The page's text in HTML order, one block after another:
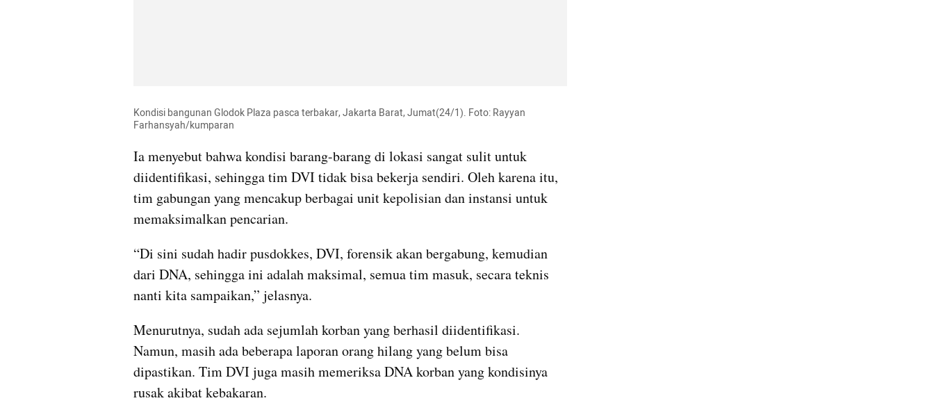
Kondisi bangunan Glodok Plaza pasca terbakar, Jakarta Barat, Jumat(24/1). Foto: Rayyan
Farhansyah/kumparan
Ia menyebut bahwa kondisi barang-barang di lokasi sangat sulit untuk
diidentifikasi, sehingga tim DVI tidak bisa bekerja sendiri. Oleh karena itu,
tim gabungan yang mencakup berbagai unit kepolisian dan instansi untuk
memaksimalkan pencarian.
“Di sini sudah hadir pusdokkes, DVI, forensik akan bergabung, kemudian
dari DNA, sehingga ini adalah maksimal, semua tim masuk, secara teknis
nanti kita sampaikan,” jelasnya.
Menurutnya, sudah ada sejumlah korban yang berhasil diidentifikasi.
Namun, masih ada beberapa laporan orang hilang yang belum bisa
dipastikan. Tim DVI juga masih memeriksa DNA korban yang kondisinya
rusak akibat kebakaran.